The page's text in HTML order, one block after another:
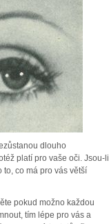
dlouho
platí pro vaše oči. Jsou-li
to, co má pro vás větší
pokud možno každou
tím lépe pro vás a